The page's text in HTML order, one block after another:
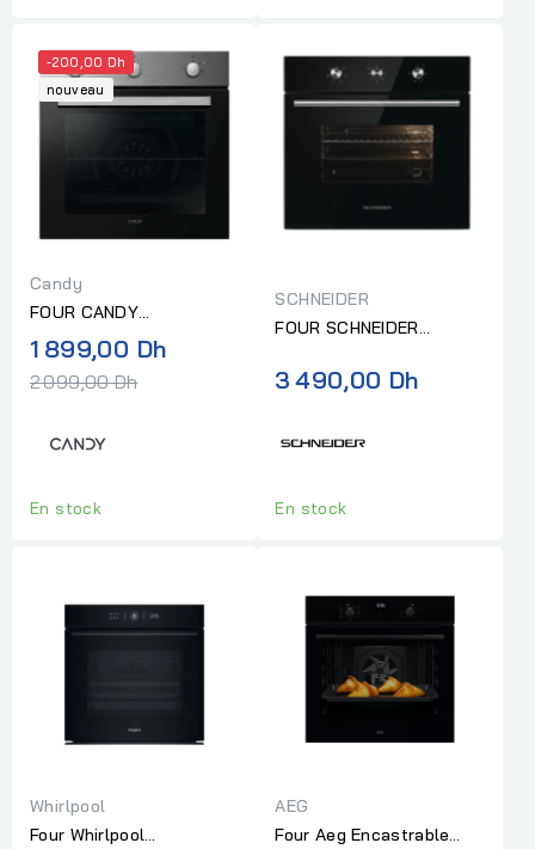
-200,00 Dh
nouveau
Candy
FOUR CANDY
ELECTRIQUE
MULTIFONCTION 60CM
INOX
1 899,00 DhPrix
2 099,00 Dh
En stock
SCHNEIDER
FOUR SCHNEIDER
MULTIFONCTION 60CM
3 490,00 Dh
En stock
Whirlpool
Four Whirlpool
AEG
Four Aeg Encastrable